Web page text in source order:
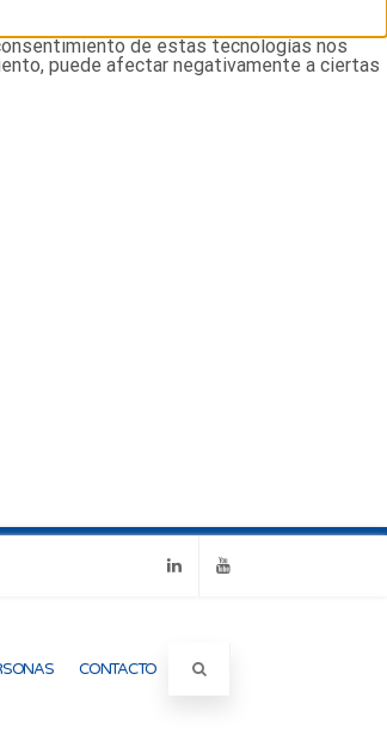
de estas tecnologías nos
puede afectar negativamente a ciertas
CONTACTO